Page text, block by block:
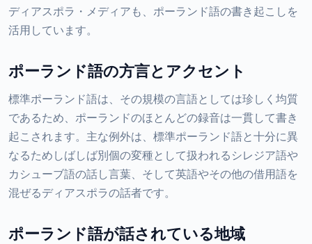
ディアスポラ・メディアも、ポーランド語の書き起こしを
活用しています。
ポーランド語の方言とアクセント
標準ポーランド語は、その規模の言語としては珍しく均質
であるため、ポーランドのほとんどの録音は一貫して書き
起こされます。主な例外は、標準ポーランド語と十分に異
なるためしばしば別個の変種として扱われるシレジア語や
カシューブ語の話し言葉、そして英語やその他の借用語を
混ぜるディアスポラの話者です。
ポーランド語が話されている地域